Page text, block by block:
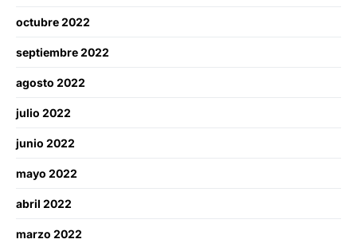
octubre 2022
septiembre 2022
agosto 2022
julio 2022
junio 2022
mayo 2022
abril 2022
marzo 2022